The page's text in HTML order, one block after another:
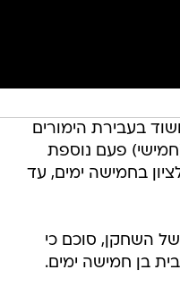
בעבירת הימורים
פעם נוספת
בחמישה ימים, עד
השחקן, סוכם כי
בן חמישה ימים.